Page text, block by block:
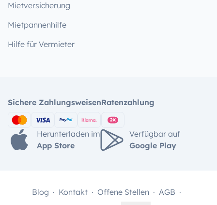
Mietversicherung
Mietpannenhilfe
Hilfe für Vermieter
Sichere ZahlungsweisenRatenzahlung
Herunterladen im
App Store
Verfügbar auf
Google Play
Blog Kontakt Offene Stellen AGB